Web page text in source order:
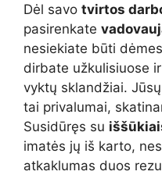
Dėl savo tvirtos
pasirenkate
nesiekiate būti
dirbate užkulisiuose
vyktų sklandžiai. Jūsų
tai privalumai,
Susidūręs su
imatės jų iš karto,
atkaklumas duos